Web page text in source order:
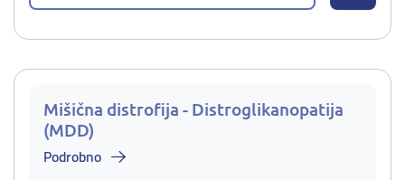
Mišična distrofija - Distroglikanopatija
(MDD)
Podrobno